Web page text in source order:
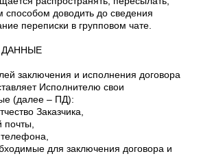
способом доводить до сведения
переписки в групповом чате.
ДАННЫЕ
заключения и исполнения договора
Исполнителю свои
(далее – ПД):
Заказчика,
почты,
для заключения договора и